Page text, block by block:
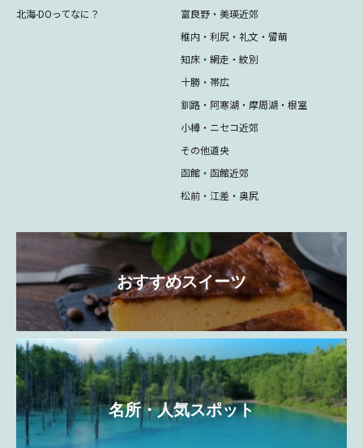
北海-DOってなに？
富良野・美瑛近郊
稚内・利尻・礼文・留萌
知床・網走・紋別
十勝・帯広
釧路・阿寒湖・摩周湖・根室
小樽・ニセコ近郊
その他道央
函館・函館近郊
松前・江差・奥尻
おすすめスイーツ
名所・人気スポット